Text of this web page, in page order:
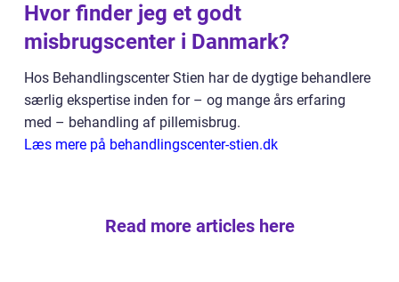
Hvor finder jeg et godt
misbrugscenter i Danmark?
Hos Behandlingscenter Stien har de dygtige behandlere
særlig ekspertise inden for – og mange års erfaring
med – behandling af pillemisbrug.
Læs mere på behandlingscenter-stien.dk
Read more articles here